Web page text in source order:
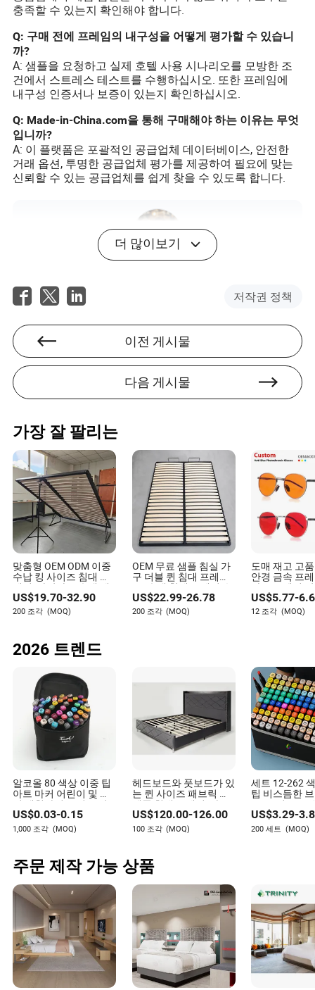
충족할 수 있는지 확인해야 합니다.
Q: 구매 전에 프레임의 내구성을 어떻게 평가할 수 있습니
까?
A: 샘플을 요청하고 실제 호텔 사용 시나리오를 모방한 조
건에서 스트레스 테스트를 수행하십시오. 또한 프레임에
내구성 인증서나 보증이 있는지 확인하십시오.
Q: Made-in-China.com을 통해 구매해야 하는 이유는 무엇
입니까?
A: 이 플랫폼은 포괄적인 공급업체 데이터베이스, 안전한
거래 옵션, 투명한 공급업체 평가를 제공하여 필요에 맞는
신뢰할 수 있는 공급업체를 쉽게 찾을 수 있도록 합니다.
마테오 허리는 가구 산업을 전문으로 하는 경험 많은 작
가입니다. 재료와 제조 공정의 환경적 영향을 평가하는
데 중점을 두고 있는 마테오는 가구 부문 내 지속 가능
한 관행과 친환경 혁신에 대한 귀중한 통찰력을 제공합
더 많이보기
저작권 정책
이전 게시물
다음 게시물
가장 잘 팔리는
맞춤형 OEM ODM 이중
수납 킹 사이즈 침대 프
레임, 자작나무 슬랫 메
탈 패널 침대 프레임, 가
스 스프링 리프트 메커
니즘, 폴란드 가정 침실
US$19.70-32.90
200 조각 (MOQ)
OEM 무료 샘플 침실 가
구 더블 퀸 침대 프레임
KD 슬랫 침대 프레임 수
납 침대 프레임 리프팅
침대 메커니즘 스마트
침대 소파 침대 프레임
US$22.99-26.78
200 조각 (MOQ)
도매 재고 고
안경 금속 프
라스 오렌지
렌즈 안경 블
차단 안경 남
프레임
US$5.77-
12 조각 (MOQ)
2026 트렌드
알코올 80 색상 이중 팁
아트 마커 어린이 및 성
인 색칠하기 그림 그리
기 예술가용 페인트 마
커 펜
US$0.03-0.15
1,000 조각 (MOQ)
헤드보드와 풋보드가 있
는 퀸 사이즈 패브릭 플
랫폼 침대 프레임, 나무
슬랫 지지대/박스 스프
링 불필요, 간편한 조립,
잉크 블랙 벨벳
US$120.00-126.00
100 조각 (MOQ)
세트 12-262
팁 비스듬한
6mm 영구 스
펜 알코올 아
술가 성인 어
US$3.29-
200 세트 (MOQ)
주문 제작 가능 상품